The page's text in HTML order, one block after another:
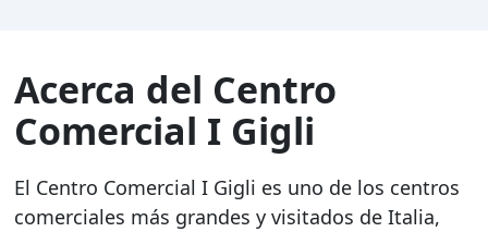
Acerca del Centro
Comercial I Gigli
El Centro Comercial I Gigli es uno de los centros
comerciales más grandes y visitados de Italia,